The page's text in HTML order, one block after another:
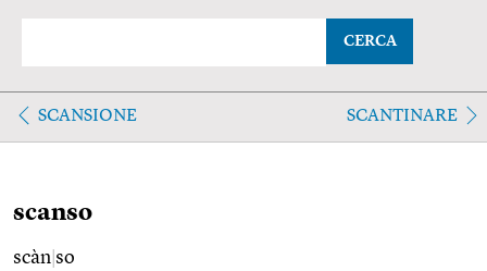
CERCA
SCANSIONE SCANTINARE
scanso
scàn so